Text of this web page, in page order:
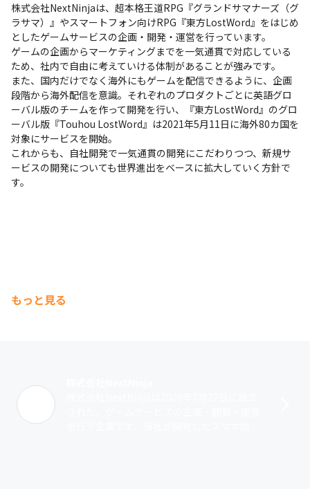
株式会社NextNinjaは、超本格王道RPG『グランドサマナーズ（グ
ラサマ）』やスマートフォン向けRPG『東方LostWord』をはじめ
としたゲームサービスの企画・開発・運営を行っています。
ゲームの企画からマーケティングまでを一気通貫で対応している
ため、社内で自由に考えていける体制があることが強みです。
また、国内だけでなく海外にもゲームを配信できるように、企画
段階から海外配信を意識。それぞれのプロダクトごとに英語グロ
ーバル版のチームを作って開発を行い、『東方LostWord』のグロ
ーバル版『Touhou LostWord』は2021年5月11日に海外80カ国を
対象にサービスを開始。
これからも、自社開発で一気通貫の開発にこだわりつつ、新規サ
ービスの開発についても世界進出をベースに拡大していく方針で
す。
もっと見る